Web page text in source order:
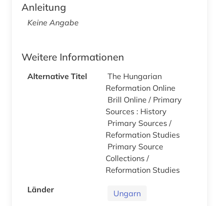
Anleitung
Keine Angabe
Weitere Informationen
Alternative Titel
The Hungarian
Reformation Online
Brill Online / Primary
Sources : History
Primary Sources /
Reformation Studies
Primary Source
Collections /
Reformation Studies
Länder
Ungarn